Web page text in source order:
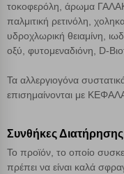
τοκοφερόλη, άρωμα
παλμιτική ρετινόλη,
υδροχλωρική θειαμίνη,
οξύ, φυτομεναδιόνη, D-
Τα αλλεργιογόνα
επισημαίνονται με
Συνθήκες Διατήρησης
Το προϊόν, το οποίο
πρέπει να είναι καλά